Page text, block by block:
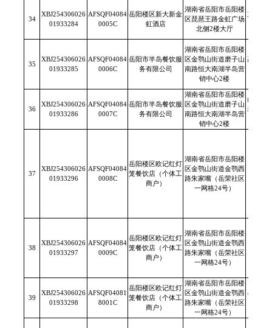
34
XBJ254306026
01933284
AFSQF04084
0005C
岳阳楼区新大新金
虹酒店
湖南省岳阳市岳阳楼
区琵琶王路金虹广场
北侧2楼大厅
东莞市
35
XBJ254306026
01933285
AFSQF04084
0006C
岳阳市半岛餐饮服
务有限公司
湖南省岳阳市岳阳楼
区金鹗山街道磨子山
南路恒大南湖半岛营
销中心2楼
高安市
36
XBJ254306026
01933286
AFSQF04084
0007C
岳阳市半岛餐饮服
务有限公司
湖南省岳阳市岳阳楼
区金鹗山街道磨子山
南路恒大南湖半岛营
销中心2楼
山西中
老陈醋
37
XBJ254306026
01933296
AFSQF04084
0008C
岳阳楼区欧记红灯
笼餐饮店（个体工
商户）
湖南省岳阳市岳阳楼
区金鹗山街道金鹗西
路朱家嘴（岳荣社区
一网格24号）
38
XBJ254306026
01933297
AFSQF04084
0009C
岳阳楼区欧记红灯
笼餐饮店（个体工
商户）
湖南省岳阳市岳阳楼
区金鹗山街道金鹗西
路朱家嘴（岳荣社区
一网格24号）
39
XBJ254306026
01933298
AFSQF04081
8001C
岳阳楼区欧记红灯
笼餐饮店（个体工
商户）
湖南省岳阳市岳阳楼
区金鹗山街道金鹗西
路朱家嘴（岳荣社区
一网格24号）
岳阳市